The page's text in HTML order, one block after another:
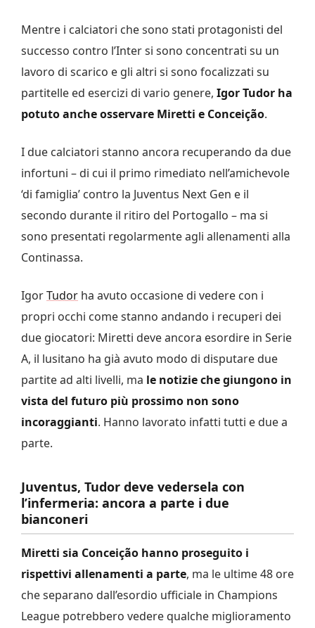
Mentre i calciatori che sono stati protagonisti del
successo contro l’Inter si sono concentrati su un
lavoro di scarico e gli altri si sono focalizzati su
partitelle ed esercizi di vario genere, Igor Tudor ha
potuto anche osservare Miretti e Conceição.
I due calciatori stanno ancora recuperando da due
infortuni – di cui il primo rimediato nell’amichevole
‘di famiglia’ contro la Juventus Next Gen e il
secondo durante il ritiro del Portogallo – ma si
sono presentati regolarmente agli allenamenti alla
Continassa.
IgorTudor ha avuto occasione di vedere con i
propri occhi come stanno andando i recuperi dei
due giocatori: Miretti deve ancora esordire in Serie
A, il lusitano ha già avuto modo di disputare due
partite ad alti livelli, ma le notizie che giungono in
vista del futuro più prossimo non sono
incoraggianti. Hanno lavorato infatti tutti e due a
parte.
Juventus, Tudor deve vedersela con
l’infermeria: ancora a parte i due
bianconeri
Miretti sia Conceição hanno proseguito i
rispettivi allenamenti a parte, ma le ultime 48 ore
che separano dall’esordio ufficiale in Champions
League potrebbero vedere qualche miglioramento